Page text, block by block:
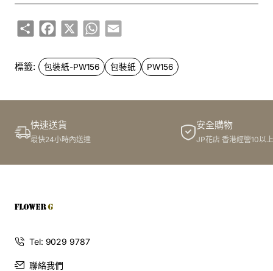
ShareFacebook
X WhatsApp
Email
標籤: 包裝紙-PW156 包裝紙 PW156
快速送貨
最快24小時內送達
安全購物
JP花店 香港經營10以
Tel: 9029 9787
聯絡我們